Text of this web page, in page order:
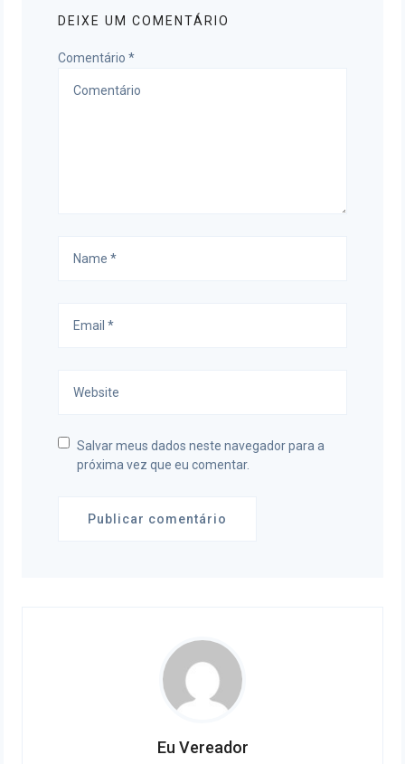
DEIXE UM COMENTÁRIO
Comentário *
Salvar meus dados neste navegador para a
próxima vez que eu comentar.
Eu Vereador